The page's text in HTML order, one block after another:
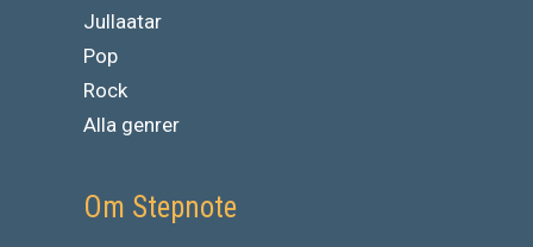
Jullaatar
Pop
Rock
Alla genrer
Om Stepnote